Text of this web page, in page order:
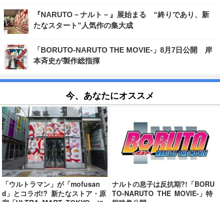
『NARUTO－ナルト－』展始まる “終りであり、新
たなスタート”人気作の集大成
「BORUTO-NARUTO THE MOVIE-」8月7日公開 岸
本斉史が製作総指揮
今、あなたにオススメ
「ウルトラマン」が「mofusan
d」とコラボ!? 新たなストア・原
ナルトの息子は反抗期?!「BORU
TO-NARUTO THE MOVIE-」特